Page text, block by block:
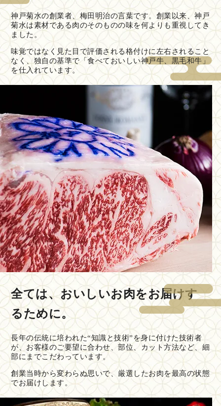
神戸菊水の創業者、梅田明治の言葉です。創業以来、神戸
菊水は素材である肉のそのものの味を何よりも重視してき
ました。
味覚ではなく見た目で評価される格付けに左右されること
なく、独自の基準で「食べておいしい神戸牛、黒毛和牛」
を仕入れています。
全ては、おいしいお肉をお届けす
るために。
長年の伝統に培われた“知識と技術”を身に付けた技術者
が、お客様のご要望に合わせ、部位、カット方法など、細
部にまでこだわっています。
創業当時から変わらぬ思いで、厳選したお肉を最高の状態
でお届けします。